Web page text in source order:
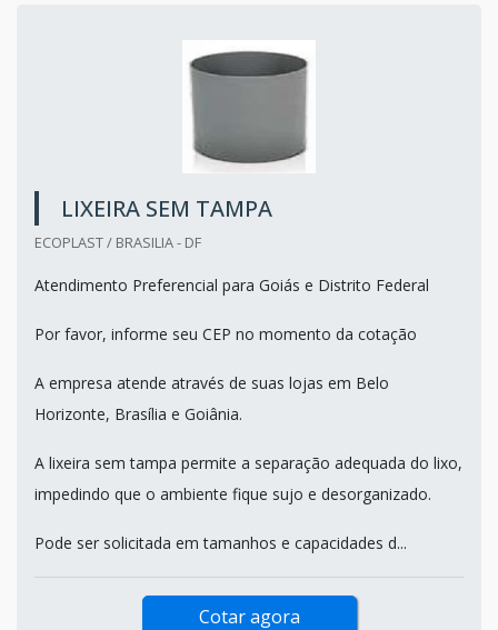
LIXEIRA SEM TAMPA
ECOPLAST / BRASILIA - DF
Atendimento Preferencial para Goiás e Distrito Federal
Por favor, informe seu CEP no momento da cotação
A empresa atende através de suas lojas em Belo
Horizonte, Brasília e Goiânia.
A lixeira sem tampa permite a separação adequada do lixo,
impedindo que o ambiente fique sujo e desorganizado.
Pode ser solicitada em tamanhos e capacidades d...
Cotar agora